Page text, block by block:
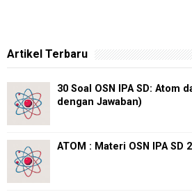
Artikel Terbaru
30 Soal OSN IPA SD: Atom
dengan Jawaban)
ATOM : Materi OSN IPA SD